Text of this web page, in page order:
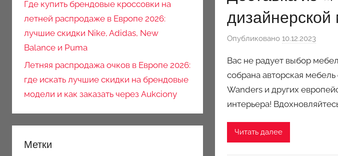
Опубликовано 10.12.2023а
т
о
р
о
Вас не радует выбор
собрана авторская
Wanders и других
интерьера!
Читать далее
Где купить брендовые кроссовки на
летней распродаже в Европе 2026:
лучшие скидки Nike, Adidas, New
Balance и Puma
Летняя распродажа очков в Европе 2026:
где искать лучшие скидки на брендовые
модели и как заказать через Aukciony
Метки